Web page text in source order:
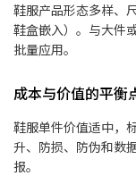
鞋服产品形态多样、
鞋盒嵌入）。与大件
批量应用。
成本与价值的平衡
鞋服单件价值适中，
升、防损、防伪和数
报。